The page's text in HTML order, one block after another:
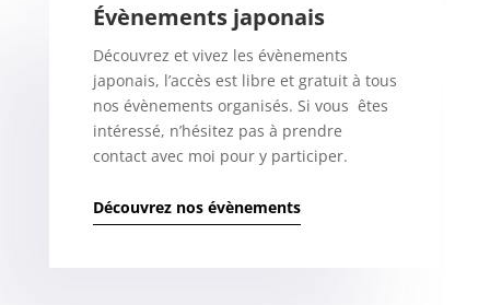
Évènements japonais
Découvrez et vivez les évènements
japonais, l’accès est libre et gratuit à tous
nos évènements organisés. Si vous êtes
intéressé, n’hésitez pas à prendre
contact avec moi pour y participer.
Découvrez nos évènements